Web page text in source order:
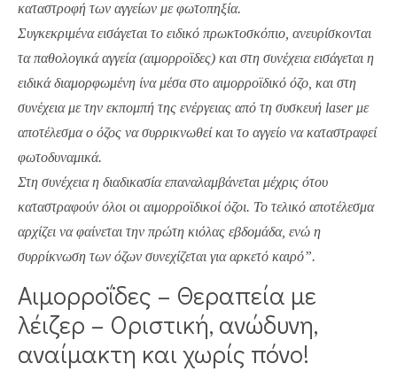
καταστροφή των αγγείων με φωτοπηξία.
Συγκεκριμένα εισάγεται το ειδικό πρωκτοσκόπιο, ανευρίσκονται
τα παθολογικά αγγεία (αιμορροϊδες) και στη συνέχεια εισάγεται η
ειδικά διαμορφωμένη ίνα μέσα στο αιμορροϊδικό όζο, και στη
συνέχεια με την εκπομπή της ενέργειας από τη συσκευή laser με
αποτέλεσμα ο όζος να συρρικνωθεί και το αγγείο να καταστραφεί
φωτοδυναμικά.
Στη συνέχεια η διαδικασία επαναλαμβάνεται μέχρις ότου
καταστραφούν όλοι οι αιμορροϊδικοί όζοι. Το τελικό αποτέλεσμα
αρχίζει να φαίνεται την πρώτη κιόλας εβδομάδα, ενώ η
συρρίκνωση των όζων συνεχίζεται για αρκετό καιρό”.
Αιμορροΐδες – Θεραπεία με
λέιζερ – Οριστική, ανώδυνη,
αναίμακτη και χωρίς πόνο!